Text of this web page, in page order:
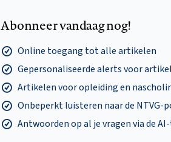
Abonneer vandaag nog!
Online toegang tot alle artikelen
Gepersonaliseerde alerts voor
Artikelen voor opleiding en
Onbeperkt luisteren naar de NTVG-
Antwoorden op al je vragen via de